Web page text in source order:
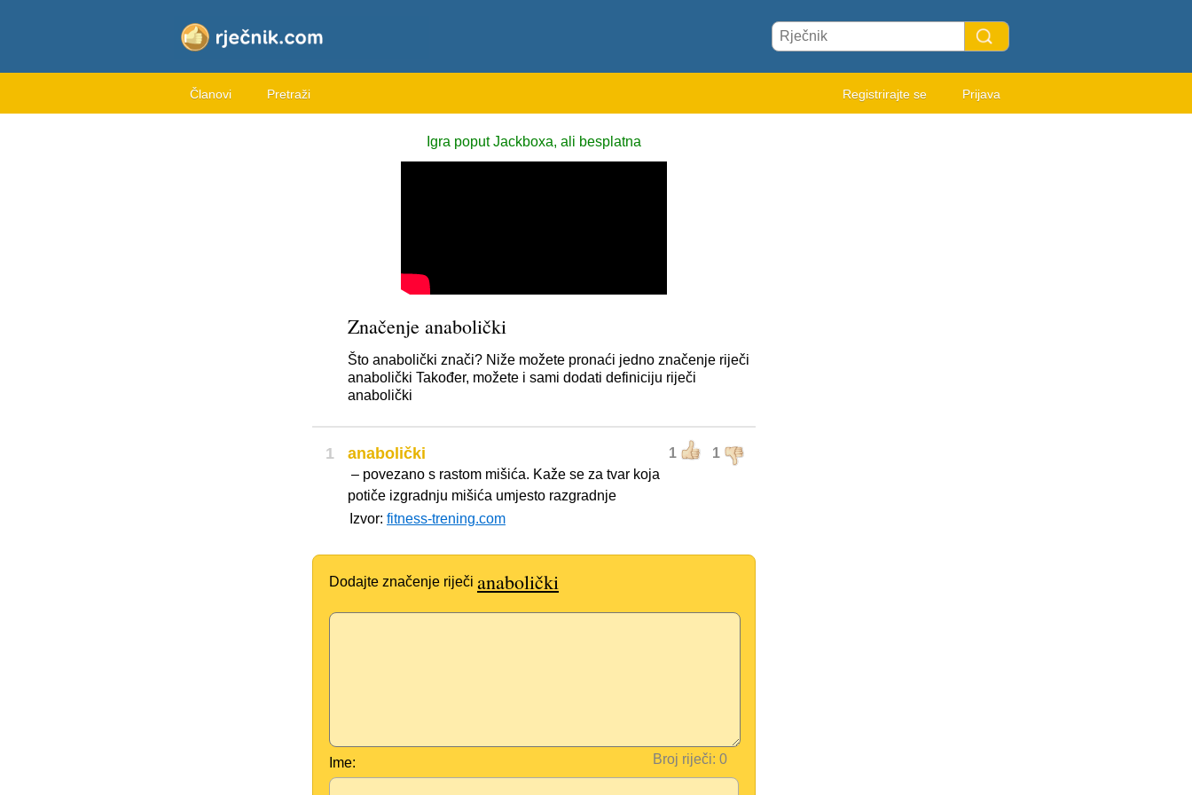
Članovi Pretraži Registrirajte se Prijava
Igra poput Jackboxa, ali besplatna
Značenje anabolički
Što anabolički znači? Niže možete pronaći jedno značenje riječi
anabolički Također, možete i sami dodati definiciju riječi
anabolički
1 1 1
anabolički
– povezano s rastom mišića. Kaže se za tvar koja
potiče izgradnju mišića umjesto razgradnje
Izvor: fitness-trening.com
Dodajte značenje riječi anabolički
Broj riječi:
Ime: